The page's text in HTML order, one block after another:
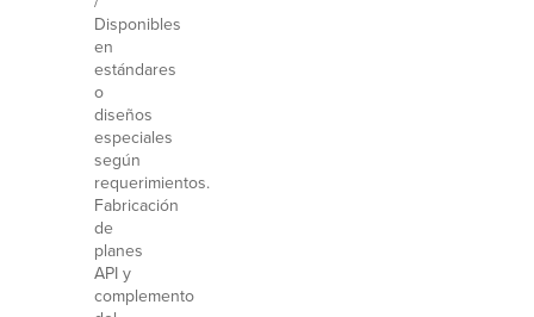
Disponibles
en
estándares
o
diseños
especiales
según
requerimientos.
Fabricación
de
planes
API y
complemento